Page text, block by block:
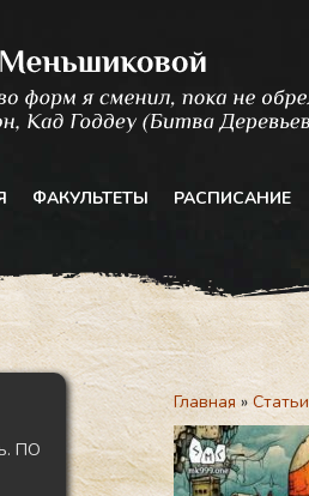
ФАКУЛЬТЕТЫ РАСПИСАНИЕ
ПО
Главная Статьи